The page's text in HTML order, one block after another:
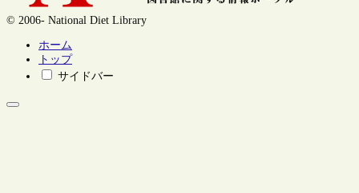
© 2006- National Diet Library
ホーム
トップ
サイドバー